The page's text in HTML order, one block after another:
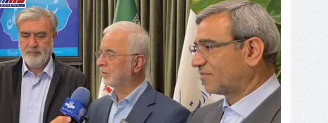
مرز چیلات دهلران می‌تواند
تردد زائران اربعین در مرزهای خوزستان از مرز یک میلیون و ۴۲۸